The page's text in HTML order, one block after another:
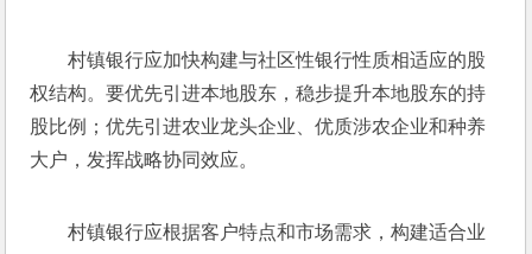
村镇银行应加快构建与社区性银行性质相适应的股
权结构。要优先引进本地股东，稳步提升本地股东的持
股比例；优先引进农业龙头企业、优质涉农企业和种养
大户，发挥战略协同效应。
村镇银行应根据客户特点和市场需求，构建适合业